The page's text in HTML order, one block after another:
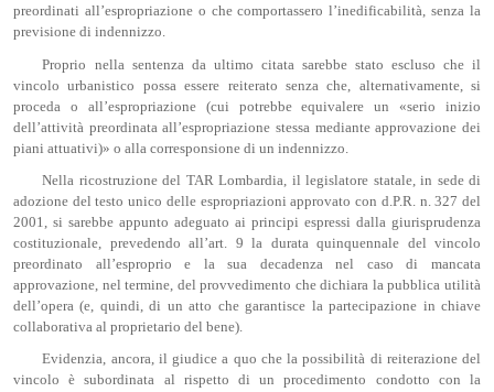
preordinati all’espropriazione o che comportassero l’inedificabilità, senza la
previsione di indennizzo.
Proprio nella sentenza da ultimo citata sarebbe stato escluso che il
vincolo urbanistico possa essere reiterato senza che, alternativamente, si
proceda o all’espropriazione (cui potrebbe equivalere un «serio inizio
dell’attività preordinata all’espropriazione stessa mediante approvazione dei
piani attuativi)» o alla corresponsione di un indennizzo.
Nella ricostruzione del TAR Lombardia, il legislatore statale, in sede di
adozione del testo unico delle espropriazioni approvato con d.P.R. n. 327 del
2001, si sarebbe appunto adeguato ai principi espressi dalla giurisprudenza
costituzionale, prevedendo all’art. 9 la durata quinquennale del vincolo
preordinato all’esproprio e la sua decadenza nel caso di mancata
approvazione, nel termine, del provvedimento che dichiara la pubblica utilità
dell’opera (e, quindi, di un atto che garantisce la partecipazione in chiave
collaborativa al proprietario del bene).
Evidenzia, ancora, il giudice a quo che la possibilità di reiterazione del
vincolo è subordinata al rispetto di un procedimento condotto con la